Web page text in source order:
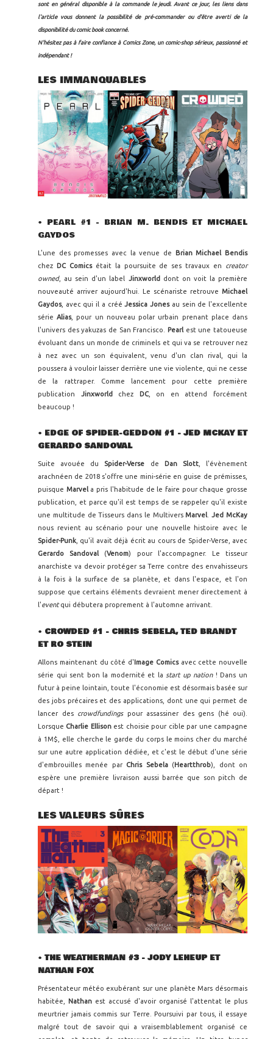
sont en général disponible à la commande le jeudi. Avant ce jour, les liens dans
l'article vous donnent la possibilité de pré-commander ou d'être averti de la
disponibilité du comic book concerné.
N'hésitez pas à faire confiance à Comics Zone, un comic-shop sérieux, passionné et
indépendant !
LES IMMANQUABLES
• PEARL #1 - BRIAN M. BENDIS ET MICHAEL
GAYDOS
L'une des promesses avec la venue de
Brian Michael Bendis
chez DC Comics était la poursuite de ses travaux en creator
owned, au sein d'un label Jinxworld
dont on voit la première
nouveauté arriver aujourd'hui. Le scénariste retrouve Michael
Gaydos, avec qui il a crééJessica Jones au sein de l'excellente
sérieAlias, pour un nouveau polar urbain prenant place dans
l'univers des yakuzas de San Francisco. Pearl est une tatoueuse
évoluant dans un monde de criminels et qui va se retrouver nez
à nez avec un son équivalent, venu d'un clan rival, qui la
poussera à vouloir laisser derrière une vie violente, qui ne cesse
de la rattraper. Comme lancement pour cette première
publication Jinxworld chez DC, on en attend forcément
beaucoup !
• EDGE OF SPIDER-GEDDON #1 - JED MCKAY ET
GERARDO SANDOVAL
Suite avouée du Spider-Verse de Dan Slott, l'évènement
arachnéen de 2018 s'offre une mini-série en guise de prémisses,
puisque Marvel a pris l'habitude de le faire pour chaque grosse
publication, et parce qu'il est temps de se rappeler qu'il existe
une multitude de Tisseurs dans le MultiversMarvel .Jed McKay
nous revient au scénario pour une nouvelle histoire avec le
Spider-Punk , qu'il avait déjà écrit au cours de Spider-Verse, avec
Gerardo Sandoval (Venom) pour l'accompagner. Le tisseur
anarchiste va devoir protéger sa Terre contre des envahisseurs
à la fois à la surface de sa planète, et dans l'espace, et l'on
suppose que certains éléments devraient mener directement à
l'eventqui débutera proprement à l'automne arrivant.
• CROWDED #1 - CHRIS SEBELA, TED BRANDT
ET RO STEIN
Allons maintenant du côté d'Image Comics avec cette nouvelle
série qui sent bon la modernité et la start up nation! Dans un
futur à peine lointain, toute l'économie est désormais basée sur
des jobs précaires et des applications, dont une qui permet de
lancer des crowdfundingspour assassiner des gens (hé oui).
Lorsque Charlie Ellison est choisie pour cible par une campagne
à 1M$, elle cherche le garde du corps le moins cher du marché
sur une autre application dédiée, et c'est le début d'une série
d'embrouilles menée par Chris Sebela (Heartthrob), dont on
espère une première livraison aussi barrée que son pitch de
départ !
LES VALEURS SÛRES
• THE WEATHERMAN #3 - JODY LEHEUP ET
NATHAN FOX
Présentateur météo exubérant sur une planète Mars désormais
habitée, Nathan est accusé d'avoir organisé l'attentat le plus
meurtrier jamais commis sur Terre. Poursuivi par tous, il essaye
malgré tout de savoir qui a vraisemblablement organisé ce